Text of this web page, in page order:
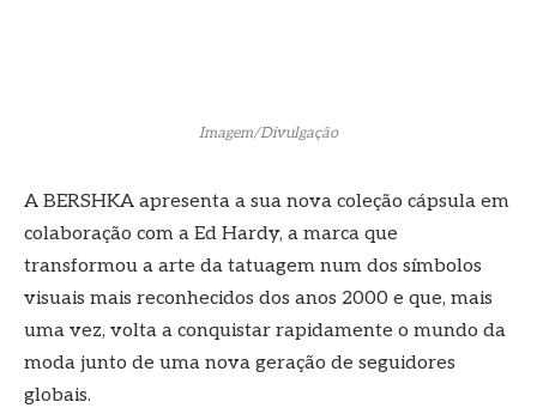
Imagem/Divulgação
A BERSHKA apresenta a sua nova coleção cápsula em
colaboração com a Ed Hardy, a marca que
transformou a arte da tatuagem num dos símbolos
visuais mais reconhecidos dos anos 2000 e que, mais
uma vez, volta a conquistar rapidamente o mundo da
moda junto de uma nova geração de seguidores
globais.